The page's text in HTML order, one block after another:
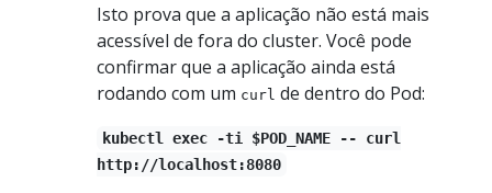
Isto prova que a aplicação não está mais
acessível de fora do cluster. Você pode
confirmar que a aplicação ainda está
rodando com um curl de dentro do Pod:
kubectl exec -ti $POD_NAME -- curl
http://localhost:8080